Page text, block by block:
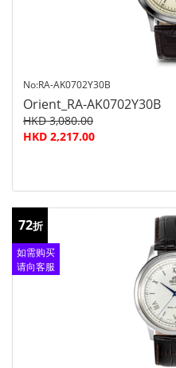
No:RA-AK0702Y30B
Orient_RA-AK0702Y30B
HKD 3,080.00
HKD 2,217.00
72折
如需购买
请向客服